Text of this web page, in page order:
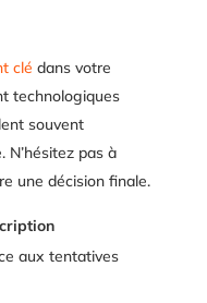
clé dans votre
technologiques
souvent
N’hésitez pas à
une décision finale.
aux tentatives